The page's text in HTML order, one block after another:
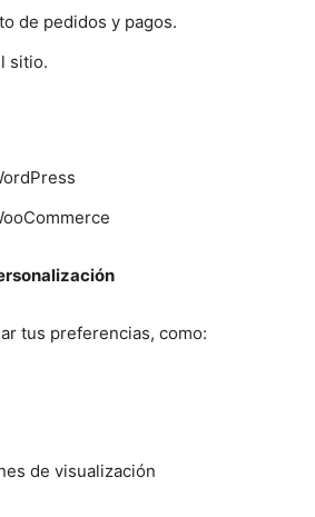
de pedidos y pagos.
sitio.
tus preferencias, como:
de visualización